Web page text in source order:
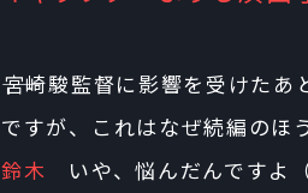
――宮崎駿監督に影響を受けた
ですが、これはなぜ続編のほ
鈴木 いや、悩んだんですよ